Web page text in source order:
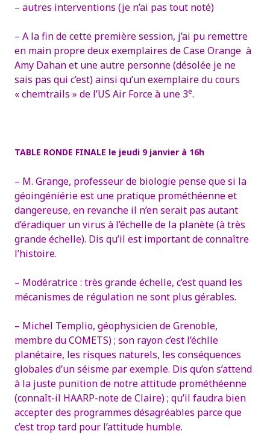
– autres interventions (je n’ai pas tout noté)
– A la fin de cette première session, j’ai pu remettre
en main propre deux exemplaires de Case Orange à
Amy Dahan et une autre personne (désolée je ne
sais pas qui c’est) ainsi qu’un exemplaire du cours
« chemtrails » de l’US Air Force à une 3e.
TABLE RONDE FINALE le jeudi 9 janvier à 16h
– M. Grange, professeur de biologie pense que si la
géoingéniérie est une pratique prométhéenne et
dangereuse, en revanche il n’en serait pas autant
d’éradiquer un virus à l’échelle de la planète (à très
grande échelle). Dis qu’il est important de connaître
l’histoire.
– Modératrice : très grande échelle, c’est quand les
mécanismes de régulation ne sont plus gérables.
– Michel Templio, géophysicien de Grenoble,
membre du COMETS) ; son rayon c’est l’échlle
planétaire, les risques naturels, les conséquences
globales d’un séisme par exemple. Dis qu’on s’attend
à la juste punition de notre attitude prométhéenne
(connaît-il HAARP-note de Claire) ; qu’il faudra bien
accepter des programmes désagréables parce que
c’est trop tard pour l’attitude humble.